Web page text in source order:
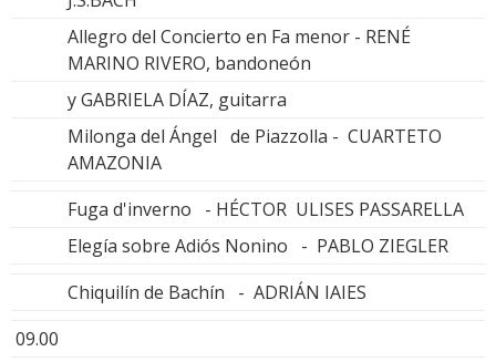
Allegro del Concierto en Fa menor - RENÉ
MARINO RIVERO, bandoneón
y GABRIELA DÍAZ, guitarra
Milonga del Ángel de Piazzolla - CUARTETO
AMAZONIA
Fuga d'inverno - HÉCTOR ULISES PASSARELLA
Elegía sobre Adiós Nonino - PABLO ZIEGLER
Chiquilín de Bachín - ADRIÁN IAIES
09.00